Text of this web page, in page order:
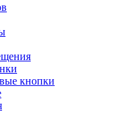
кнопки